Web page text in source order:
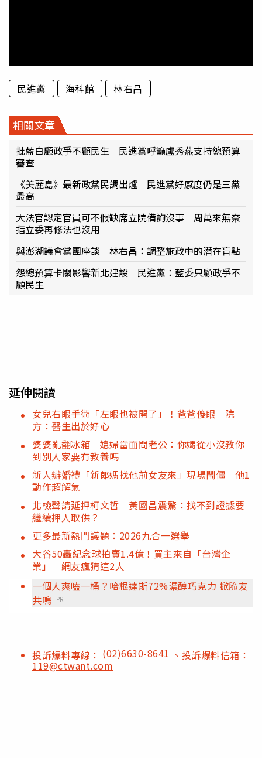
民進黨 海科館 林右昌
相關文章
批藍白顧政爭不顧民生 民進黨呼籲盧秀燕支持總預算
審查
《美麗島》最新政黨民調出爐 民進黨好感度仍是三黨
最高
大法官認定官員可不假缺席立院備詢沒事 周萬來無奈
指立委再修法也沒用
與澎湖議會黨團座談 林右昌：調整施政中的潛在盲點
怨總預算卡關影響新北建設 民進黨：藍委只顧政爭不
顧民生
延伸閱讀
女兒右眼手術「左眼也被開了」！爸爸傻眼 院
方：醫生出於好心
婆婆亂翻冰箱 媳婦當面問老公：你媽從小沒教你
到別人家要有教養嗎
新人辦婚禮「新郎媽找他前女友來」現場鬧僵 他1
動作超解氣
北檢聲請延押柯文哲 黃國昌震驚：找不到證據要
繼續押人取供？
更多最新熱門議題：2026九合一選舉
大谷50轟紀念球拍賣1.4億！買主來自「台灣企
業」 網友瘋猜這2人
一個人爽嗑一桶？哈根達斯72%濃醇巧克力 掀脆友
共鳴 PR
投訴爆料專線： (02)6630-8641 、投訴爆料信箱：
119@ctwant.com